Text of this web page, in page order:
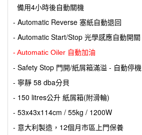
備用4小時後自動關機
- Automatic Reverse 塞紙自動退回
- Automatic Start/Stop 光學感應自動開關
- Automatic Oiler 自動加油
- Safety Stop 門開/紙屑箱滿溢 - 自動停機
- 寧靜 58 dba分貝
- 150 litres公升 紙屑箱(附滑輪)
- 53x43x114cm / 55kg / 1200W
- 意大利製造，12個月市區上門保養